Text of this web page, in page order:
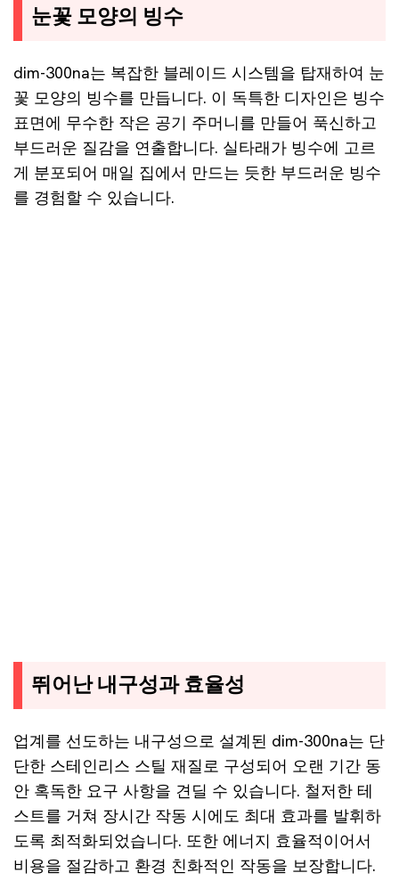
눈꽃 모양의 빙수
dim-300na는 복잡한 블레이드 시스템을 탑재하여 눈
꽃 모양의 빙수를 만듭니다. 이 독특한 디자인은 빙수
표면에 무수한 작은 공기 주머니를 만들어 푹신하고
부드러운 질감을 연출합니다. 실타래가 빙수에 고르
게 분포되어 매일 집에서 만드는 듯한 부드러운 빙수
를 경험할 수 있습니다.
뛰어난 내구성과 효율성
업계를 선도하는 내구성으로 설계된 dim-300na는 단
단한 스테인리스 스틸 재질로 구성되어 오랜 기간 동
안 혹독한 요구 사항을 견딜 수 있습니다. 철저한 테
스트를 거쳐 장시간 작동 시에도 최대 효과를 발휘하
도록 최적화되었습니다. 또한 에너지 효율적이어서
비용을 절감하고 환경 친화적인 작동을 보장합니다.